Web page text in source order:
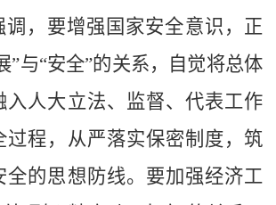
调，要增强国家安全意识，正
”与“安全”的关系，自觉将总体
入人大立法、监督、代表工作
过程，从严落实保密制度，筑
全的思想防线。要加强经济工